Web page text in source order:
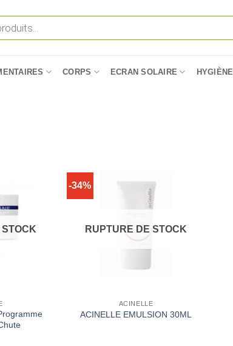
CORPS ECRAN SOLAIRE HYGIÈNE
-34%
RUPTURE DE STOCK
ACINELLE
ACINELLE EMULSION 30ML